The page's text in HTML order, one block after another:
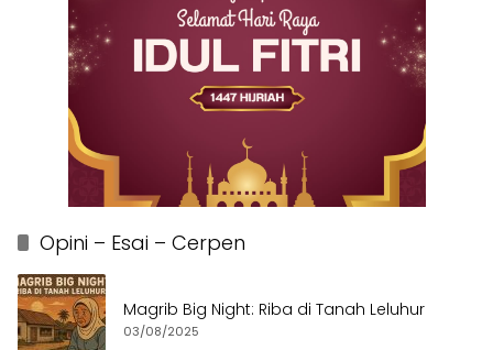
Opini – Esai – Cerpen
Magrib Big Night: Riba di Tanah Leluhur
03/08/2025